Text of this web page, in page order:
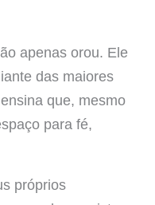
apenas orou. Ele
das maiores
que, mesmo
para fé,
próprios